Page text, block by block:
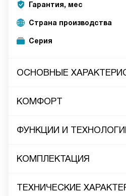
Гарантия, мес
Страна производства
Серия
ОСНОВНЫЕ
КОМФОРТ
ФУНКЦИИ И
КОМПЛЕКТАЦИЯ
ТЕХНИЧЕСКИЕ